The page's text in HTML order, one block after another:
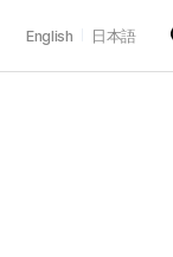
English 日本語